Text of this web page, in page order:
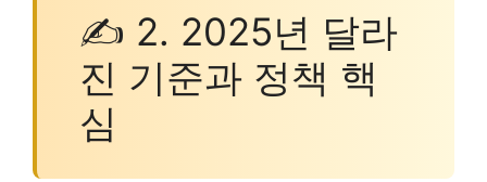
✍ 2. 2025년 달라
진 기준과 정책 핵
심